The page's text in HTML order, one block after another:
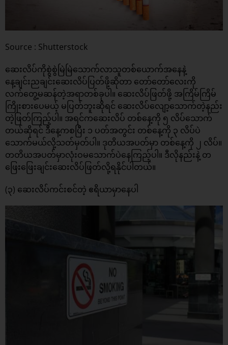
Source : Shutterstock
ဆေးလိပ်ကိုစွဲစွဲမြဲမြဲသောက်လာသူတစ်ယောက်အနေနဲ့
နေ့ချင်းညချင်းဆေးလိပ်ပြတ်ဖို့ဆိုတာ တော်တော်လေးကို
လက်တွေ့မဆန်တဲ့အရာတစ်ခုပါ။ ဆေးလိပ်ဖြတ်ဖို့ အကြိမ်ကြိမ်
ကြိုးစားပေမယ့် မပြတ်ဘူးဆိုရင် ဆေးလိပ်လျော့သောက်တဲ့နည်း
တဲ့ဖြတ်ကြည့်ပါ။ အရင်ကဆေးလိပ် တစ်နေ့ကို ၅ လိပ်သောက်
တယ်ဆိုရင် ဒီနေ့ကစပြီး ၁ ပတ်အတွင်း တစ်နေ့ကို ၃ လိပ်ပဲ
သောက်မယ်လို့သတ်မှတ်ပါ။ ဒုတိယအပတ်မှာ တစ်နေ့ကို ၂ လိပ်။
တတိယအပတ်မှာလုံးဝမသောက်ပဲနေကြည့်ပါ။ ဒီလိုနည်းနဲ့ တ
ဖြေးဖြေးချင်းဆေးလိပ်ဖြတ်လို့ရနိုင်ပါတယ်။
(၃) ဆေးလိပ်ကင်းစင်တဲ့ ဧရိယာမှာနေပါ